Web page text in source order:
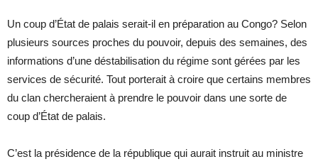
Un coup d’État de palais serait-il en préparation au Congo? Selon
plusieurs sources proches du pouvoir, depuis des semaines, des
informations d’une déstabilisation du régime sont gérées par les
services de sécurité. Tout porterait à croire que certains membres
du clan chercheraient à prendre le pouvoir dans une sorte de
coup d’État de palais.
C’est la présidence de la république qui aurait instruit au ministre